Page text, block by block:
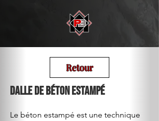
Retour
Dalle de béton estampé
Le béton estampé est une technique